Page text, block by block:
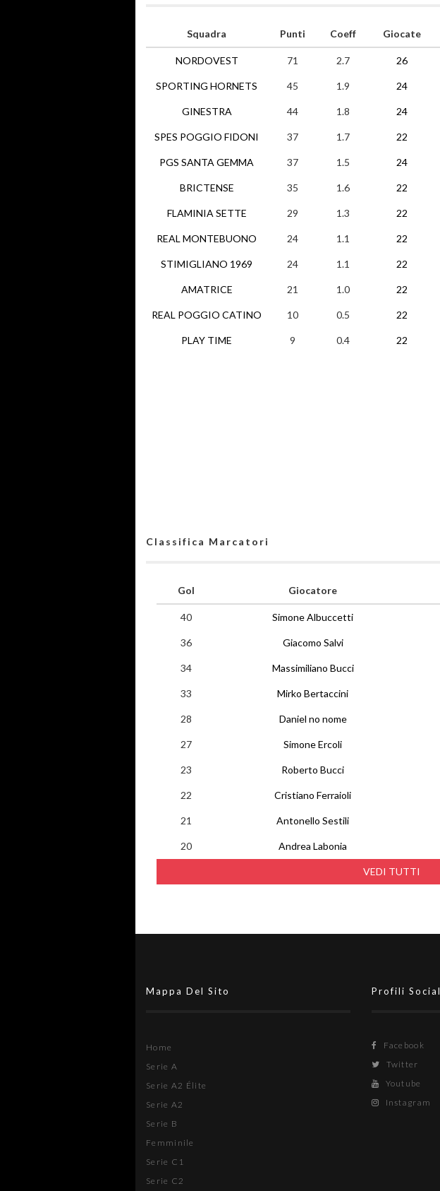
Squadra
NORDOVEST
SPORTING HORNETS
GINESTRA
SPES POGGIO FIDONI
PGS SANTA GEMMA
BRICTENSE
FLAMINIA SETTE
REAL MONTEBUONO
STIMIGLIANO 1969
AMATRICE
REAL POGGIO CATINO
PLAY TIME
Punti Coeff Giocate
71 2.7 26
45 1.9 24
44 1.8 24
37 1.7 22
37 1.5 24
35 1.6 22
29 1.3 22
24 1.1 22
24 1.1 22
21 1.0 22
10 0.5 22
9 0.4 22
Classifica Marcatori
Gol Giocatore
VEDI TUTTI
40 Simone Albuccetti
36 Giacomo Salvi
34 Massimiliano Bucci
33 Mirko Bertaccini
28 Daniel no nome
27 Simone Ercoli
23 Roberto Bucci
22 Cristiano Ferraioli
21 Antonello Sestili
20 Andrea Labonia
Mappa Del Sito
Home
Serie A
Serie A2 Élite
Serie A2
Serie B
Femminile
Serie C1
Serie C2
Profili Social
Facebook
Twitter
Youtube
Instagram